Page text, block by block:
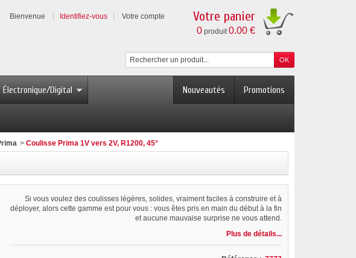
Bienvenue Identifiez-vous Votre compte Votre panier
0 produit0.00 €
Promotions
Nouveautés
Électronique/Digital
> Coulisse Prima 1V vers 2V, R1200, 45°
Si vous voulez des coulisses légères, solides, vraiment faciles à construire et à
déployer, alors cette gamme est pour vous : vous êtes pris en main du début à la fin
et aucune mauvaise surprise ne vous attend.
Plus de détails...